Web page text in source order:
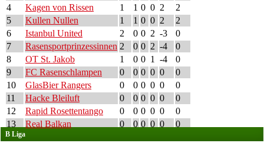
4
Kagen von Rissen 1 1 0 0 2
2
5
Kullen Nullen 1 1 0 0 2
2
6
Istanbul United 2 0 0 2 -3
0
7
Rasensportprinzessinnen 2 0 0 2 -4
0
8
OT St. Jakob 1 0 0 1 -4
0
9
FC Rasenschlampen 0 0 0 0 0
0
10
GlasBier Rangers 0 0 0 0 0
0
11
Hacke Bleiluft 0 0 0 0 0
0
12
Rapid Rosettentango 0 0 0 0 0
0
13
Real Balkan 0 0 0 0 0 0
B Liga